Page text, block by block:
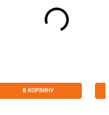
В КОРЗИНУ